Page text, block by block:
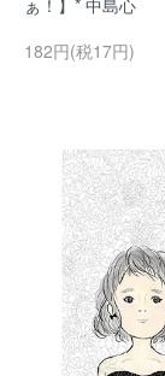
ぁ！】* 中島心
182円(税17円)